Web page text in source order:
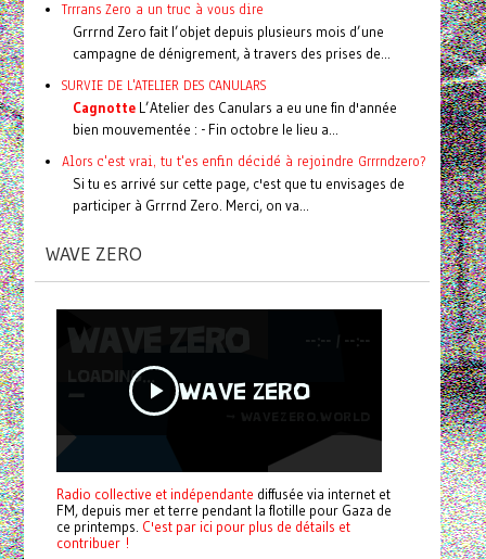
Trrrans Zero a un truc à vous dire
Grrrnd Zero fait l’objet depuis plusieurs mois d’une
campagne de dénigrement, à travers des prises de...
SURVIE DE L'ATELIER DES CANULARS
CagnotteL’Atelier des Canulars a eu une fin d'année
bien mouvementée : - Fin octobre le lieu a...
Alors c'est vrai, tu t'es enfin décidé à rejoindre Grrrndzero?
Si tu es arrivé sur cette page, c'est que tu envisages de
participer à Grrrnd Zero. Merci, on va...
WAVE ZERO
Radio collective et indépendante diffusée via internet et
FM, depuis mer et terre pendant la flotille pour Gaza de
ce printemps. C'est par ici pour plus de détails et
contribuer !